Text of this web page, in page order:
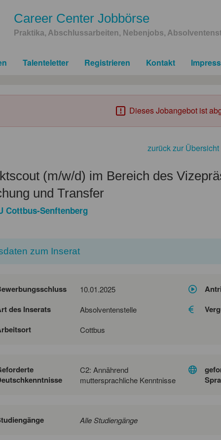
Career Center Jobbörse
Praktika, Abschlussarbeiten, Nebenjobs,
Talenteletter Registrieren Kontakt
Dieses Jobangebot ist
zurück zur Übersicht
(m/w/d) im Bereich des
und Transfer
Cottbus-Senftenberg
zum Inserat
10.01.2025
des Inserats Absolventenstelle
Cottbus
C2: Annährend
muttersprachliche Kenntnisse
Alle Studiengänge